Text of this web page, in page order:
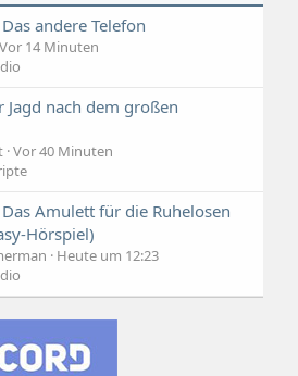
Das andere Telefon
Vor 14 Minuten
Jagd nach dem großen
Vor 40 Minuten
Das Amulett für die Ruhelosen
Hörspiel)
Heute um 12:23